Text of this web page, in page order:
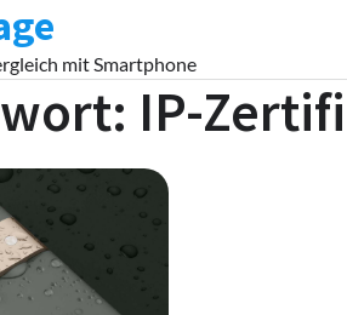
mit Smartphone
IP-